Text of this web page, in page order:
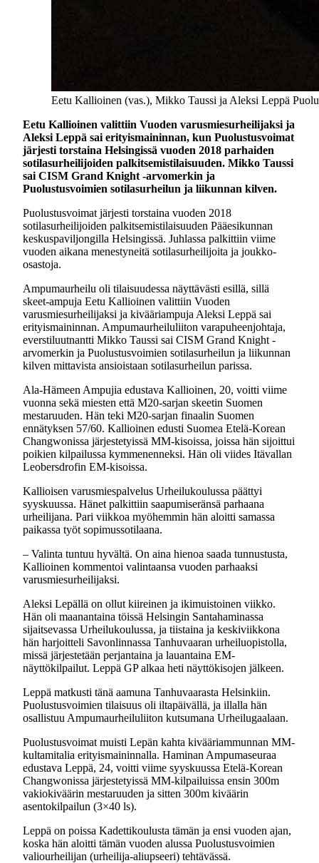
Eetu Kallioinen (vas.), Mikko Taussi ja Aleksi Leppä
Eetu Kallioinen valittiin Vuoden varusmiesurheilijaksi ja
Aleksi Leppä sai erityismaininnan, kun Puolustusvoimat
järjesti torstaina Helsingissä vuoden 2018 parhaiden
sotilasurheilijoiden palkitsemistilaisuuden. Mikko Taussi
sai CISM Grand Knight -arvomerkin ja
Puolustusvoimien sotilasurheilun ja liikunnan kilven.
Puolustusvoimat järjesti torstaina vuoden 2018
sotilasurheilijoiden palkitsemistilaisuuden Pääesikunnan
keskuspaviljongilla Helsingissä. Juhlassa palkittiin viime
vuoden aikana menestyneitä sotilasurheilijoita ja joukko-
osastoja.
Ampumaurheilu oli tilaisuudessa näyttävästi esillä, sillä
skeet-ampuja Eetu Kallioinen valittiin Vuoden
varusmiesurheilijaksi ja kivääriampuja Aleksi Leppä sai
erityismaininnan. Ampumaurheiluliiton varapuheenjohtaja,
everstiluutnantti Mikko Taussi sai CISM Grand Knight -
arvomerkin ja Puolustusvoimien sotilasurheilun ja liikunnan
kilven mittavista ansioistaan sotilasurheilun parissa.
Ala-Hämeen Ampujia edustava Kallioinen, 20, voitti viime
vuonna sekä miesten että M20-sarjan skeetin Suomen
mestaruuden. Hän teki M20-sarjan finaalin Suomen
ennätyksen 57/60. Kallioinen edusti Suomea Etelä-Korean
Changwonissa järjestetyissä MM-kisoissa, joissa hän sijoittui
poikien kilpailussa kymmenenneksi. Hän oli viides Itävallan
Leobersdrofin EM-kisoissa.
Kallioisen varusmiespalvelus Urheilukoulussa päättyi
syyskuussa. Hänet palkittiin saapumiseränsä parhaana
urheilijana. Pari viikkoa myöhemmin hän aloitti samassa
paikassa työt sopimussotilaana.
– Valinta tuntuu hyvältä. On aina hienoa saada tunnustusta,
Kallioinen kommentoi valintaansa vuoden parhaaksi
varusmiesurheilijaksi.
Aleksi Lepällä on ollut kiireinen ja ikimuistoinen viikko.
Hän oli maanantaina töissä Helsingin Santahaminassa
sijaitsevassa Urheilukoulussa, ja tiistaina ja keskiviikkona
hän harjoitteli Savonlinnassa Tanhuvaaran urheiluopistolla,
missä järjestetään perjantaina ja lauantaina EM-
näyttökilpailut. Leppä GP alkaa heti näyttökisojen jälkeen.
Leppä matkusti tänä aamuna Tanhuvaarasta Helsinkiin.
Puolustusvoimien tilaisuus oli iltapäivällä, ja illalla hän
osallistuu Ampumaurheiluliiton kutsumana Urheilugaalaan.
Puolustusvoimat muisti Lepän kahta kivääriammunnan MM-
kultamitalia erityismaininnalla. Haminan Ampumaseuraa
edustava Leppä, 24, voitti viime syyskuussa Etelä-Korean
Changwonissa järjestetyissä MM-kilpailuissa ensin 300m
vakiokiväärin mestaruuden ja sitten 300m kiväärin
asentokilpailun (3×40 ls).
Leppä on poissa Kadettikoulusta tämän ja ensi vuoden ajan,
koska hän aloitti tämän vuoden alussa Puolustusvoimien
valiourheilijan (urheilija-aliupseeri) tehtävässä.